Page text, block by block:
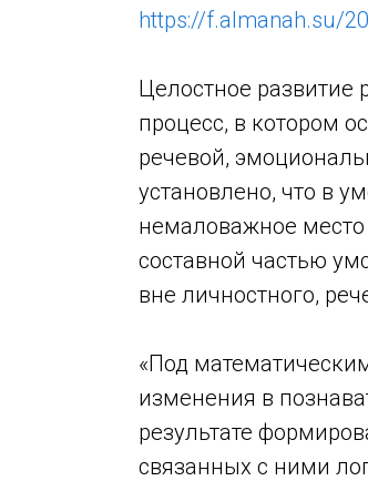
https://f.almanah.su/
Целостное развитие
процесс, в котором
речевой,
установлено, что в
немаловажное место
составной частью
вне личностного,
«Под
изменения в
результате
связанных с ними